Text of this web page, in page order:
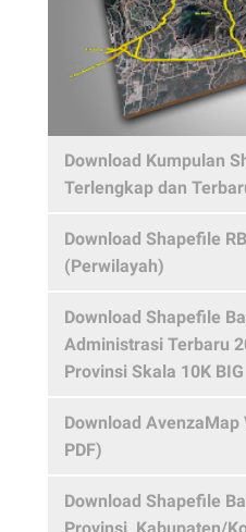
Download Kumpulan
Terlengkap dan
Download Shapefile
(Perwilayah)
Download Shapefile
Administrasi Terbaru
Provinsi Skala 10K BIG
Download
PDF)
Download Shapefile